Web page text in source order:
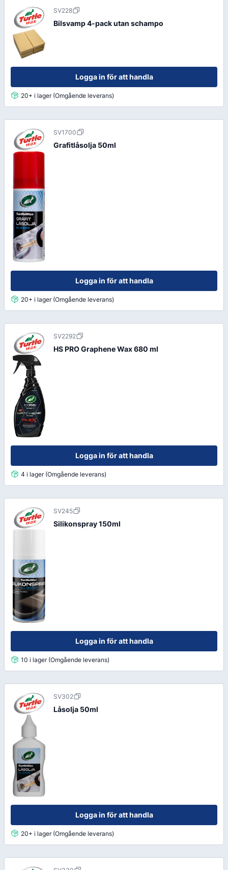
SV228
Bilsvamp 4-pack utan schampo
Logga in för att handla
20+ i lager (Omgående leverans)
SV1700
Grafitlåsolja 50ml
Logga in för att handla
20+ i lager (Omgående leverans)
SV2292
HS PRO Graphene Wax 680 ml
Logga in för att handla
4 i lager (Omgående leverans)
SV245
Silikonspray 150ml
Logga in för att handla
10 i lager (Omgående leverans)
SV302
Låsolja 50ml
Logga in för att handla
20+ i lager (Omgående leverans)